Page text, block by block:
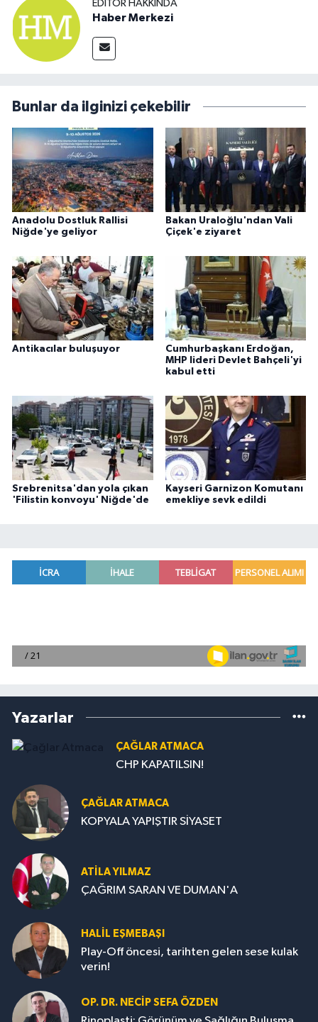
EDITÖR HAKKINDA
Haber Merkezi
Bunlar da ilginizi çekebilir
Anadolu Dostluk Rallisi
Niğde'ye geliyor
Bakan Uraloğlu'ndan Vali
Çiçek'e ziyaret
Antikacılar buluşuyor
Cumhurbaşkanı Erdoğan,
MHP lideri Devlet Bahçeli'yi
kabul etti
Srebrenitsa'dan yola çıkan
'Filistin konvoyu' Niğde'de
Kayseri Garnizon Komutanı
emekliye sevk edildi
Yazarlar
ÇAĞLAR ATMACA
CHP KAPATILSIN!
ÇAĞLAR ATMACA
KOPYALA YAPIŞTIR SİYASET
ATILA YILMAZ
ÇAĞRIM SARAN VE DUMAN'A
HALIL EŞMEBAŞI
Play-Off öncesi, tarihten gelen sese kulak
verin!
OP. DR. NECIP SEFA ÖZDEN